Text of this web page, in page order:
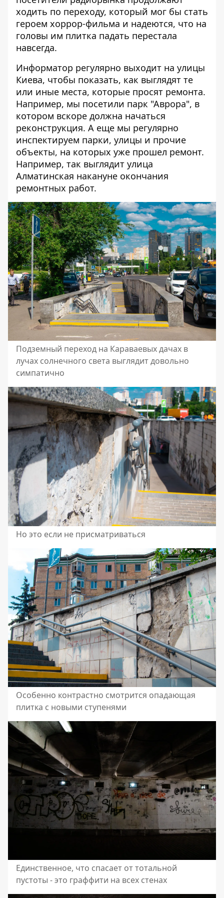
ходить по переходу, который мог бы стать
героем хоррор-фильма и надеются, что на
головы им плитка падать перестала
навсегда.
Информатор регулярно выходит на улицы
Киева, чтобы показать, как выглядят те
или иные места, которые просят ремонта.
Например, мы посетили парк "Аврора", в
котором вскоре должна начаться
реконструкция. А еще мы регулярно
инспектируем парки, улицы и прочие
объекты, на которых уже прошел ремонт.
Например, так выглядит улица
Алматинская накануне окончания
ремонтных работ.
Подземный переход на Караваевых дачах в
лучах солнечного света выглядит довольно
симпатично
Но это если не присматриваться
Особенно контрастно смотрится опадающая
плитка с новыми ступенями
Единственное, что спасает от тотальной
пустоты - это граффити на всех стенах